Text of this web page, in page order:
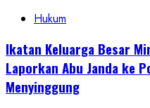
Lurah
Aktif
Jadi
Tersangka,
Hukum
Ikatan Keluarga Besar
Laporkan Abu Janda ke
Menyinggung